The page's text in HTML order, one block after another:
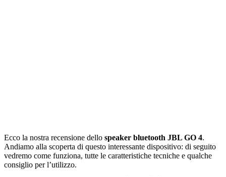
Ecco la nostra recensione dello speaker bluetooth JBL GO 4.
Andiamo alla scoperta di questo interessante dispositivo: di seguito
vedremo come funziona, tutte le caratteristiche tecniche e qualche
consiglio per l’utilizzo.